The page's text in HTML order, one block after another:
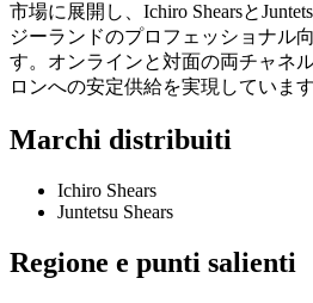
市場に展開し、Ichiro Shearsと
ジーランドのプロフェッショナル
す。オンラインと対面の両チャネ
ロンへの安定供給を実現しています
Marchi distribuiti
Ichiro Shears
Juntetsu Shears
Regione e punti salienti